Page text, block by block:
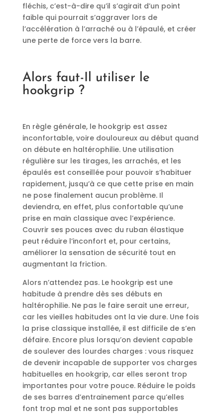
fléchis, c’est-à-dire qu’il s’agirait d’un point
faible qui pourrait s’aggraver lors de
l’accélération à l’arraché ou à l’épaulé, et créer
une perte de force vers la barre.
Alors faut-Il utiliser le
hookgrip ?
En règle générale, le hookgrip est assez
inconfortable, voire douloureux au début quand
on débute en haltérophilie. Une utilisation
régulière sur les tirages, les arrachés, et les
épaulés est conseillée pour pouvoir s’habituer
rapidement, jusqu’à ce que cette prise en main
ne pose finalement aucun problème. Il
deviendra, en effet, plus confortable qu’une
prise en main classique avec l’expérience.
Couvrir ses pouces avec du ruban élastique
peut réduire l’inconfort et, pour certains,
améliorer la sensation de sécurité tout en
augmentant la friction.
Alors n’attendez pas. Le hookgrip est une
habitude à prendre dès ses débuts en
haltérophilie. Ne pas le faire serait une erreur,
car les vieilles habitudes ont la vie dure. Une fois
la prise classique installée, il est difficile de s’en
défaire. Encore plus lorsqu’on devient capable
de soulever des lourdes charges : vous risquez
de devenir incapable de supporter vos charges
habituelles en hookgrip, car elles seront trop
importantes pour votre pouce. Réduire le poids
de ses barres d’entrainement parce qu’elles
font trop mal et ne sont pas supportables